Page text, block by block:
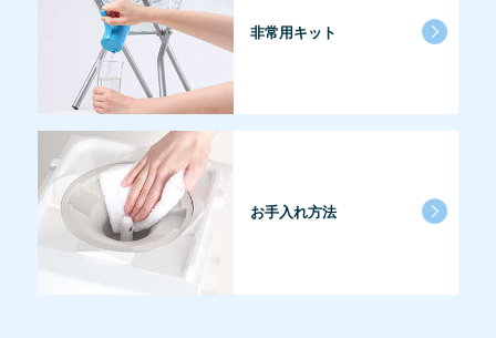
非常用キット
お手入れ方法